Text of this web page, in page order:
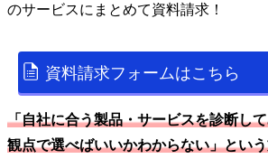
のサービスにまとめて資料請求！
資料請求フォームはこちら
「自社に合う製品・サービスを診断し
観点で選べばいいかわからない」とい